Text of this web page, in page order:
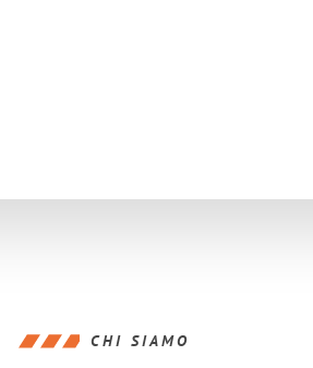
CHI SIAMO